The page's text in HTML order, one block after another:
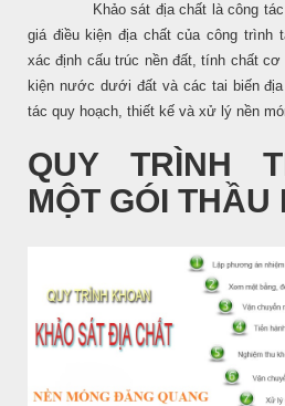
Khảo sát địa chất là công tác
giá điều kiện địa chất của công trình
xác định cấu trúc nền đất, tính chất
kiện nước dưới đất và các tai biến
tác quy hoạch, thiết kế và xử lý nền
QUY TRÌNH
MỘT GÓI THẦU